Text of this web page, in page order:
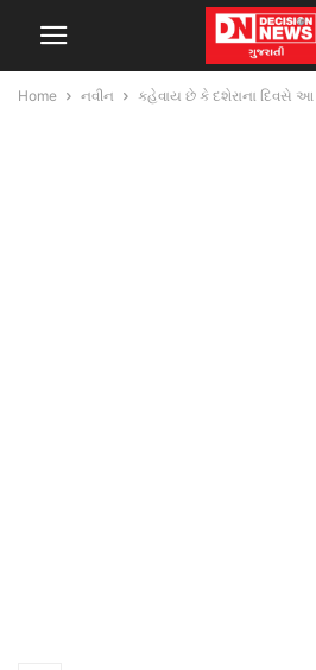
Home નવીન કહેવાય છે કે દશેરાના દિવસે આ